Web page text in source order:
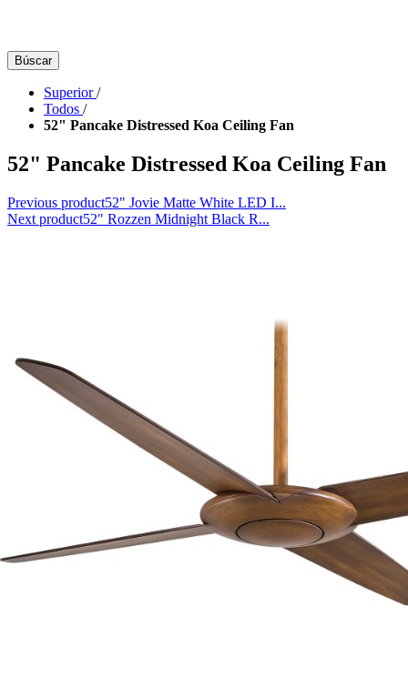
Búscar
Superior /
Todos /
52" Pancake Distressed Koa Ceiling Fan
52" Pancake Distressed Koa Ceiling Fan
Previous product52" Jovie Matte White LED I...
Next product52" Rozzen Midnight Black R...